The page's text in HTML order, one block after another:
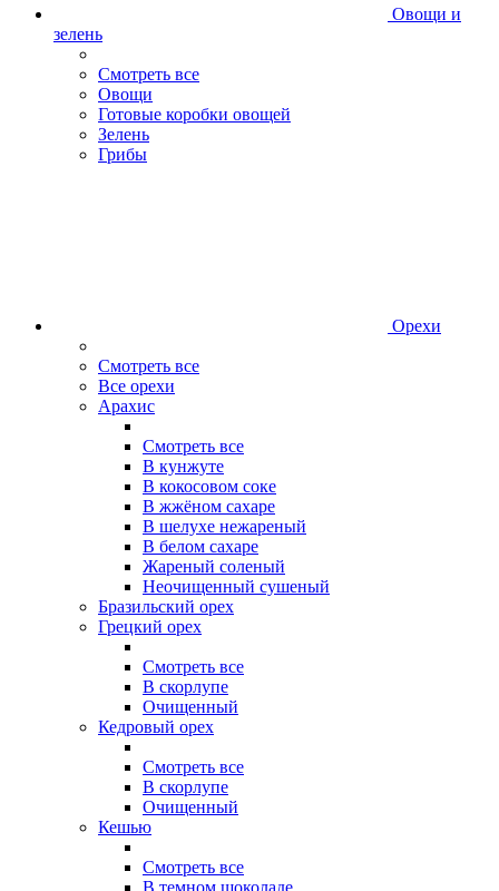
Овощи и
зелень
Смотреть все
Овощи
Готовые коробки овощей
Зелень
Грибы
Орехи
Смотреть все
Все орехи
Арахис
Смотреть все
В кунжуте
В кокосовом соке
В жжёном сахаре
В шелухе нежареный
В белом сахаре
Жареный соленый
Неочищенный сушеный
Бразильский орех
Грецкий орех
Смотреть все
В скорлупе
Очищенный
Кедровый орех
Смотреть все
В скорлупе
Очищенный
Кешью
Смотреть все
В темном шоколаде